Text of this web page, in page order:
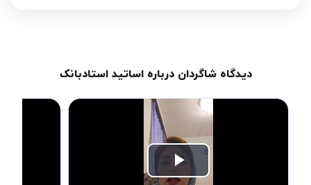
دیدگاه شاگردان درباره اساتید استادبانک
Play